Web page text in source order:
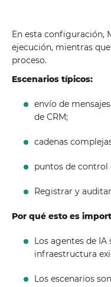
En esta configuración,
ejecución, mientras
proceso.
Escenarios típicos:
envío de
de CRM;
cadenas
puntos de control
Registrar y
Por qué esto es
Los agentes de
infraestructura
Los escenarios